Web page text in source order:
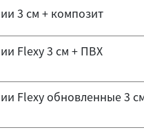
3 см + композит
Flexy 3 см + ПВХ
Flexy обновленные 3